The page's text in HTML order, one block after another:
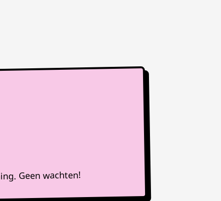
Geen wachten!